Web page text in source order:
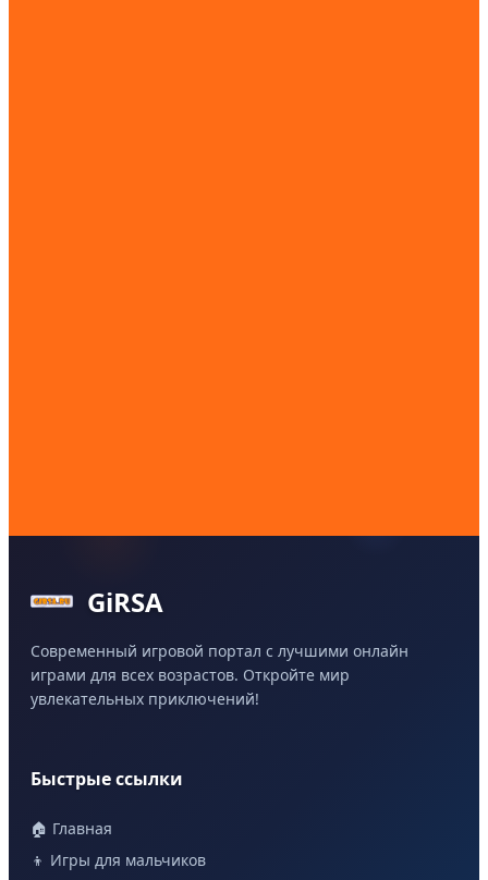
GiRSA
Современный игровой портал с лучшими онлайн
играми для всех возрастов. Откройте мир
увлекательных приключений!
Быстрые ссылки
🏠 Главная
👦 Игры для мальчиков